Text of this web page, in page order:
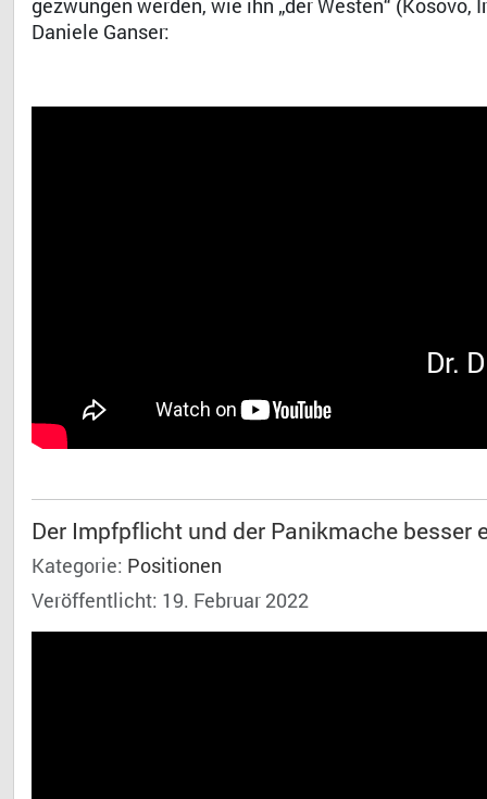
Dr.
gezwungen werden, wie ihn „der Westen“
Daniele Ganser:
Der Impfpflicht und der Panikmache besser
Kategorie: Positionen
Veröffentlicht: 19. Februar 2022